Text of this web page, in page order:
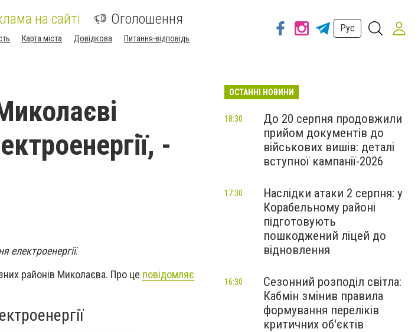
на сайті Оголошення
Карта міста Довідкова Питання-відповідь
Рус
-
електроенергії.
районів Миколаєва. Про це повідомляє
ОСТАННІ НОВИНИ
До 20 серпня продовжили
прийом документів до
військових вишів: деталі
вступної кампанії-2026
18:30
Наслідки атаки 2 серпня: у
Корабельному районі
підготовують
пошкоджений ліцей до
відновлення
17:30
Сезонний розподіл світла:
Кабмін змінив правила
формування переліків
критичних об'єктів
16:30